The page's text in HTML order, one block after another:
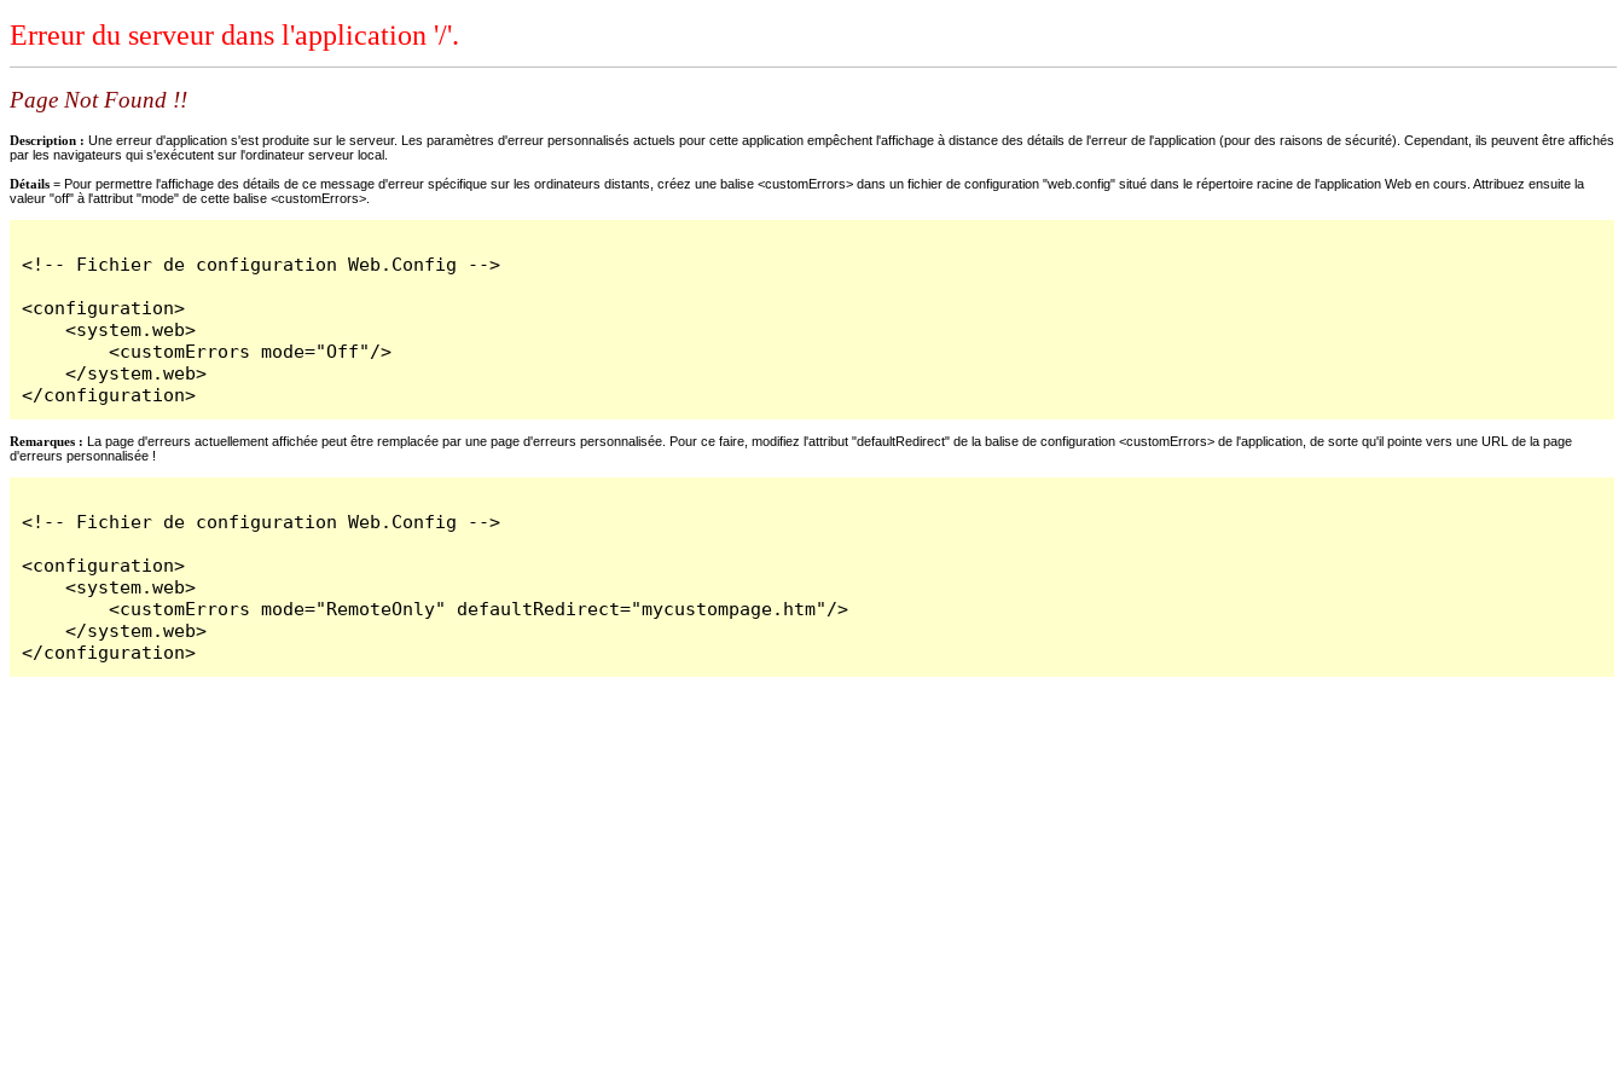
Erreur du serveur dans l'application '/'.
Page Not Found !!
Description : Une erreur d'application s'est produite sur le serveur. Les paramètres d'erreur personnalisés actuels pour cette application empêchent l'affichage à distance des détails de l'erreur de l'application (pour des raisons de sécurité). Cependant, ils peuvent être affichés
par les navigateurs qui s'exécutent sur l'ordinateur serveur local.
Détails = Pour permettre l'affichage des détails de ce message d'erreur spécifique sur les ordinateurs distants, créez une balise <customErrors> dans un fichier de configuration "web.config" situé dans le répertoire racine de l'application Web en cours. Attribuez ensuite la
valeur "off" à l'attribut "mode" de cette balise <customErrors>.
<!-- Fichier de configuration Web.Config -->
<configuration>
    <system.web>
        <customErrors mode="Off"/>
    </system.web>
</configuration>
Remarques : La page d'erreurs actuellement affichée peut être remplacée par une page d'erreurs personnalisée. Pour ce faire, modifiez l'attribut "defaultRedirect" de la balise de configuration <customErrors> de l'application, de sorte qu'il pointe vers une URL de la page
d'erreurs personnalisée !
<!-- Fichier de configuration Web.Config -->
<configuration>
    <system.web>
        <customErrors mode="RemoteOnly" defaultRedirect="mycustompage.htm"/>
    </system.web>
</configuration>